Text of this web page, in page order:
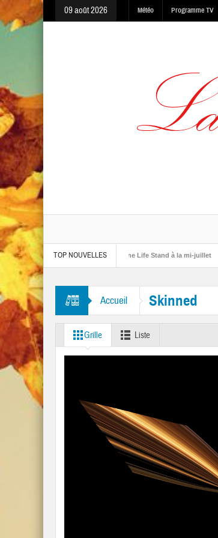
09 août 2026 Météo Programme TV
TOP NOUVELLES
Warning, Made In The Dark et One Life Stand à la mi-juillet
Man” et “Like A Rolling Stone”
Accueil Skinned
Grille Liste